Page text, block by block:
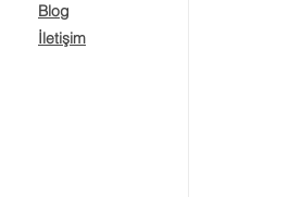
Blog
İletişim